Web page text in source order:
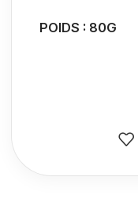
POIDS : 80G